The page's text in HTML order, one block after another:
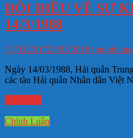
ĐÔI ĐIỀU VỀ SỰ
14/3/1988
17/03/201723/03/2018
Ngày 14/03/1988, Hải quân
các tàu Hải quân Nhân dân Việt
Chính Luận